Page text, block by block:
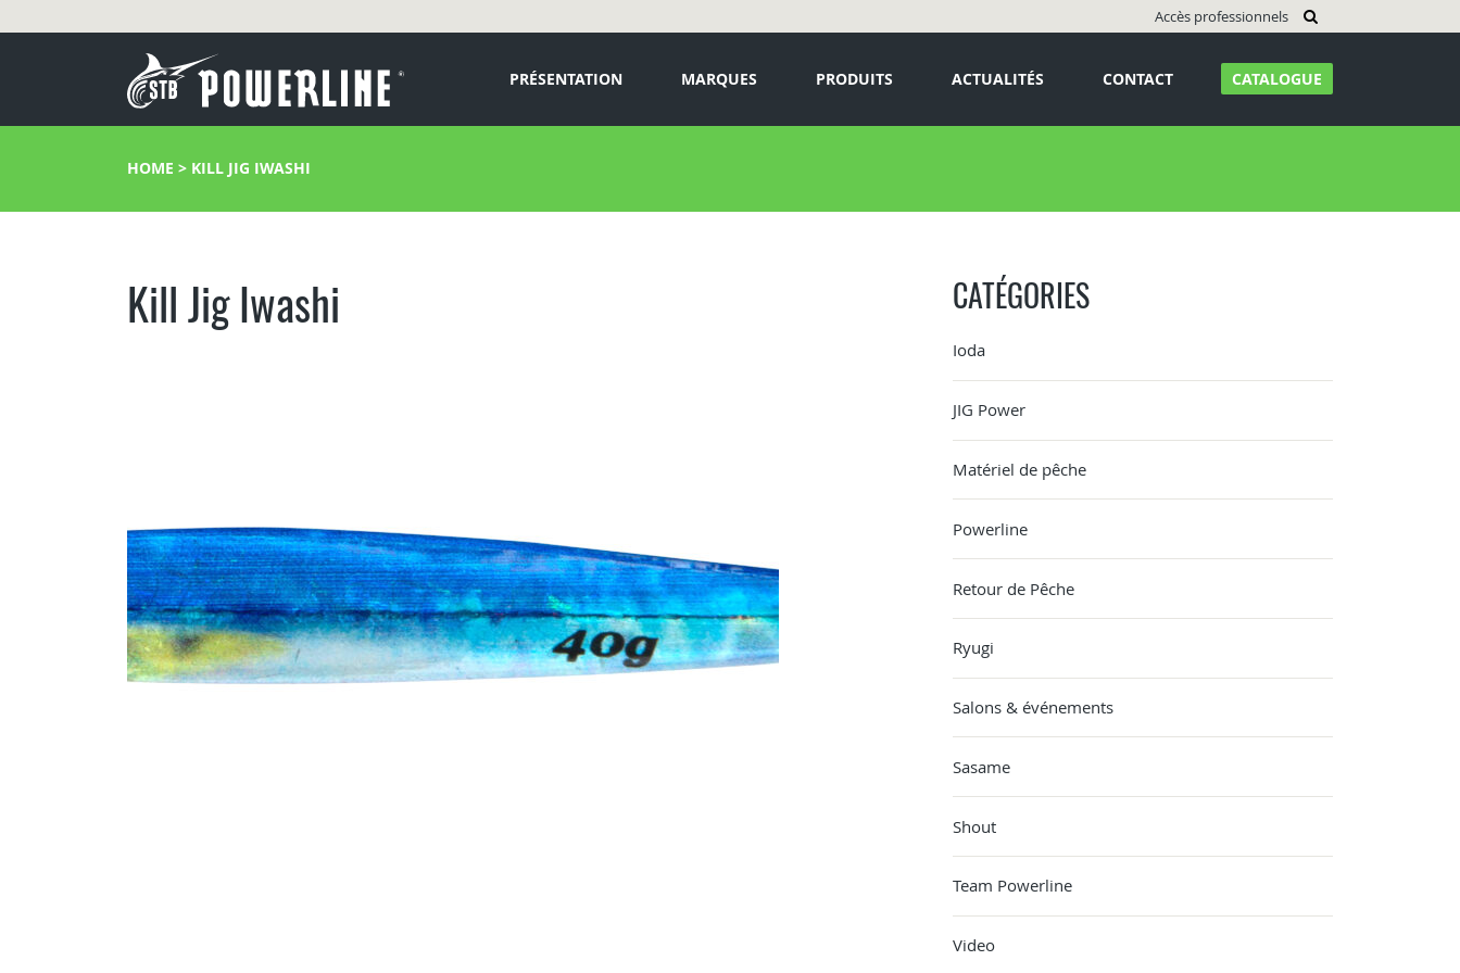
Accès professionnels
PRÉSENTATION MARQUES PRODUITS ACTUALITÉS CONTACT CATALOGUE
HOME > KILL JIG IWASHI
Kill Jig Iwashi CATÉGORIES
Ioda
JIG Power
Matériel de pêche
Powerline
Retour de Pêche
Ryugi
Salons & événements
Sasame
Shout
Team Powerline
Video